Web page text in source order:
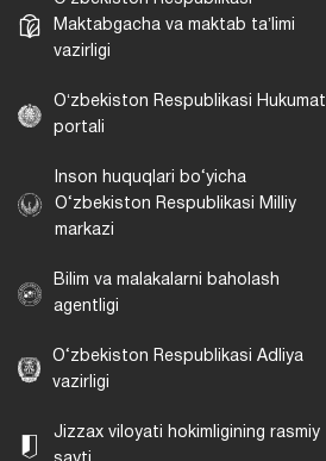
Maktabgacha va maktab taʼlimi
vazirligi
Oʻzbekiston Respublikasi Hukumat
portali
Inson huquqlari bo‘yicha
O‘zbekiston Respublikasi Milliy
markazi
Bilim va malakalarni baholash
agentligi
O‘zbekiston Respublikasi Adliya
vazirligi
Jizzax viloyati hokimligining rasmiy